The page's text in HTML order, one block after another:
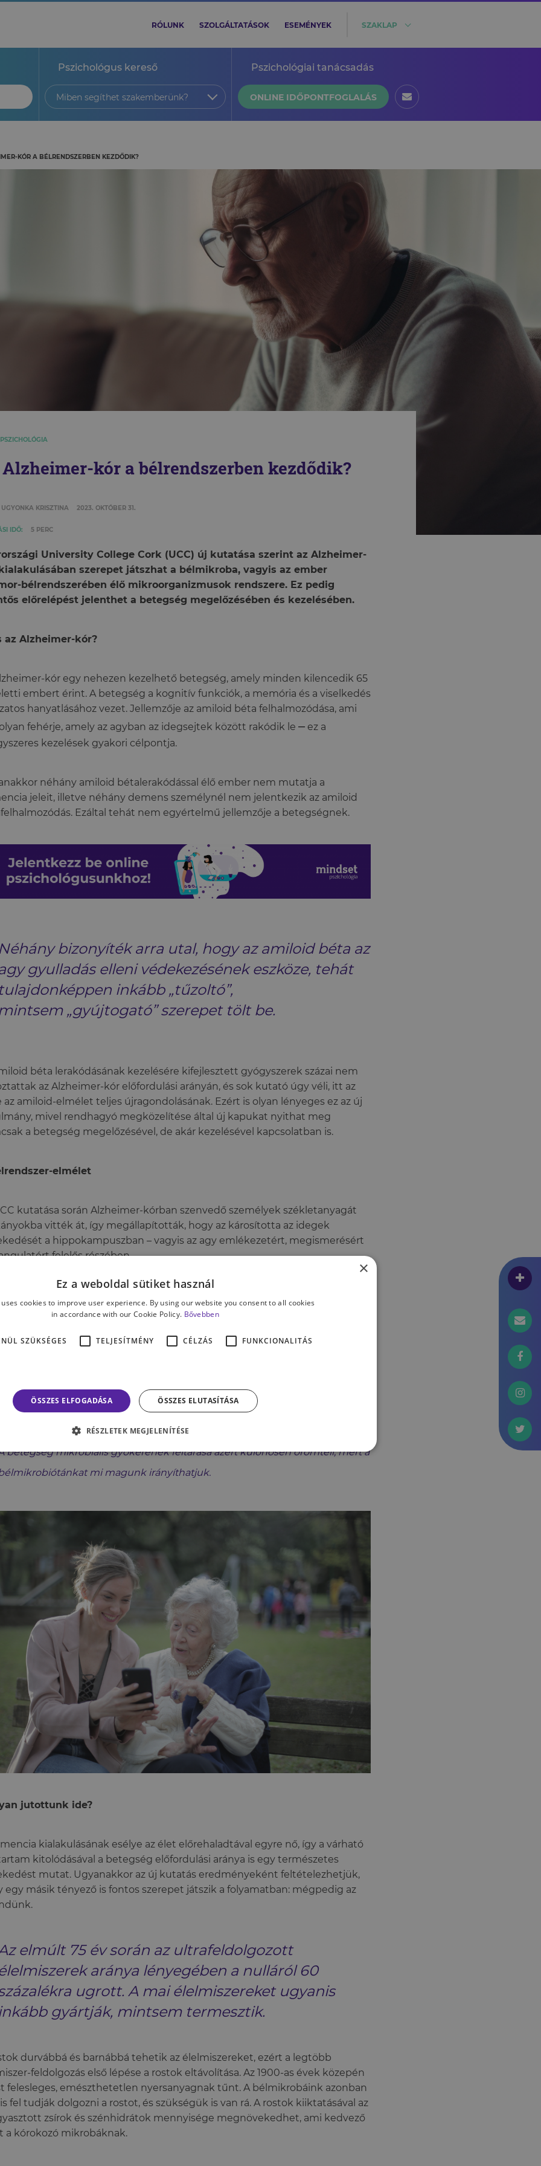
RÓLUNK SZOLGÁLTATÁSOK ESEMÉNYEK SZAKLAP
Pszichológus kereső
Miben segíthet szakemberünk?
Pszichológiai tanácsadás
ONLINE IDŐPONTFOGLALÁS
KÓR A BÉLRENDSZERBEN KEZDŐDIK?
kór a bélrendszerben kezdődik?
UGYONKA KRISZTINA 2023. OKTÓBER 31.
IDŐ: 5 PERC
University College Cork (UCC) új kutatása szerint az Alzheimer-
szerepet játszhat a bélmikroba, vagyis az ember
bélrendszerében élő mikroorganizmusok rendszere. Ez pedig
előrelépést jelenthet a betegség megelőzésében és kezelésében.
az Alzheimer-kór?
kór egy nehezen kezelhető betegség, amely minden kilencedik 65
embert érint. A betegség a kognitív funkciók, a memória és a viselkedés
hanyatlásához vezet. Jellemzője az amiloid béta felhalmozódása, ami
fehérje, amely az agyban az idegsejtek között rakódik le –ez a
kezelések gyakori célpontja.
néhány amiloid bétalerakódással élő ember nem mutatja a
jeleit, illetve néhány demens személynél nem jelentkezik az amiloid
Ezáltal tehát nem egyértelmű jellemzője a betegségnek.
Néhány bizonyíték arra utal, hogy az amiloid béta az
gyulladás elleni védekezésének eszköze, tehát
tulajdonképpen inkább „tűzoltó”,
„gyújtogató” szerepet tölt be.
béta lerakódásának kezelésére kifejlesztett gyógyszerek százai nem
az Alzheimer-kór előfordulási arányán, és sok kutató úgy véli, itt az
az amiloid-elmélet teljes újragondolásának. Ezért is olyan lényeges ez az új
mivel rendhagyó megközelítése által új kapukat nyithat meg
a betegség megelőzésével, de akár kezelésével kapcsolatban is.
elmélet
kutatása során Alzheimer-kórban szenvedő személyek székletanyagát
vitték át, így megállapították, hogy az károsította az idegek
a hippokampuszban – vagyis az agy emlékezetért, megismerésért
felelős részében.
súlyosabb volt a donor betegsége, annál nagyobb kognitív veszteséget
a patkányoknál. Az eredmények azt mutatják, hogy az
kór tünetei a bélmikrobiótán keresztül átvihetők egy egészséges
ok-okozati szerepét.
A tanulmányban patkányokat használtak, így klinikai megerősítésre vár,
a ráadásul fajokon átívelő ok-okozati összefüggést.
betegség mikrobiális gyökerének feltárása azért különösen örömteli, mert a
mi magunk irányíthatjuk.
jutottunk ide?
kialakulásának esélye az élet előrehaladtával egyre nő, így a várható
kitolódásával a betegség előfordulási aránya is egy természetes
mutat. Ugyanakkor az új kutatás eredményeként feltételezhetjük,
egy másik tényező is fontos szerepet játszik a folyamatban: mégpedig az
elmúlt 75 év során az ultrafeldolgozott
aránya lényegében a nulláról 60
ugrott. A mai élelmiszereket ugyanis
gyártják, mintsem termesztik.
durvábbá és barnábbá tehetik az élelmiszereket, ezért a legtöbb
feldolgozás első lépése a rostok eltávolítása. Az 1900-as évek közepén
felesleges, emészthetetlen nyersanyagnak tűnt. A bélmikrobáink azonban
fel tudják dolgozni a rostot, és szükségük is van rá. A rostok kiiktatásával az
zsírok és szénhidrátok mennyisége megnövekedhet, ami kedvező
a kórokozó mikrobáknak.
×
Ez a weboldal sütiket használ
cookies to improve user experience. By using our website you consent to all cookies
in accordance with our Cookie Policy. Bővebben
SZÜKSÉGES TELJESÍTMÉNY CÉLZÁS FUNKCIONALITÁS
ÖSSZES ELFOGADÁSA ÖSSZES ELUTASÍTÁSA
RÉSZLETEK MEGJELENÍTÉSE